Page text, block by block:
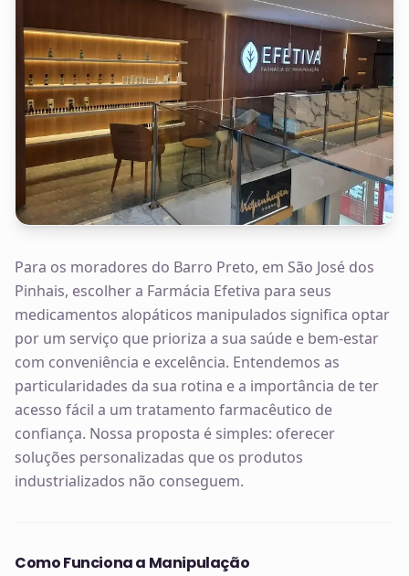
Para os moradores do Barro Preto, em São José dos
Pinhais, escolher a Farmácia Efetiva para seus
medicamentos alopáticos manipulados significa optar
por um serviço que prioriza a sua saúde e bem-estar
com conveniência e excelência. Entendemos as
particularidades da sua rotina e a importância de ter
acesso fácil a um tratamento farmacêutico de
confiança. Nossa proposta é simples: oferecer
soluções personalizadas que os produtos
industrializados não conseguem.
Como Funciona a Manipulação